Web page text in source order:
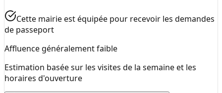
Cette mairie est équipée pour recevoir les demandes
de passeport
Affluence généralement faible
Estimation basée sur les visites de la semaine et les
horaires d'ouverture